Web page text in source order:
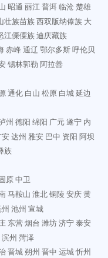
昭通 丽江普洱临沧楚雄
壮族苗族西双版纳傣族 大
江傈僳族迪庆藏族
赤峰通辽 鄂尔多斯呼伦贝
锡林郭勒 阿拉善
通化 白山 松原 白城延边
州 德阳 绵阳 广元遂宁 内
安达州 雅安 巴中 资阳 阿坝
族
原中卫
马鞍山 淮北铜陵 安庆黄
池州 宣城
东营烟台 潍坊济宁泰安
滨州 菏泽
晋城朔州 晋中 运城忻州